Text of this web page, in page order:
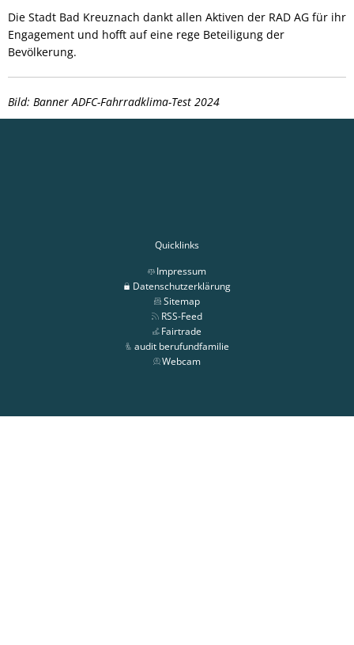
Die Stadt Bad Kreuznach dankt allen Aktiven der RAD AG für ihr
Engagement und hofft auf eine rege Beteiligung der
Bevölkerung.
Bild: Banner ADFC-Fahrradklima-Test 2024
Quicklinks
Impressum
Datenschutzerklärung
Sitemap
RSS-Feed
Fairtrade
audit berufundfamilie
Webcam